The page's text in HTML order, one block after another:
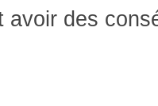
avoir des